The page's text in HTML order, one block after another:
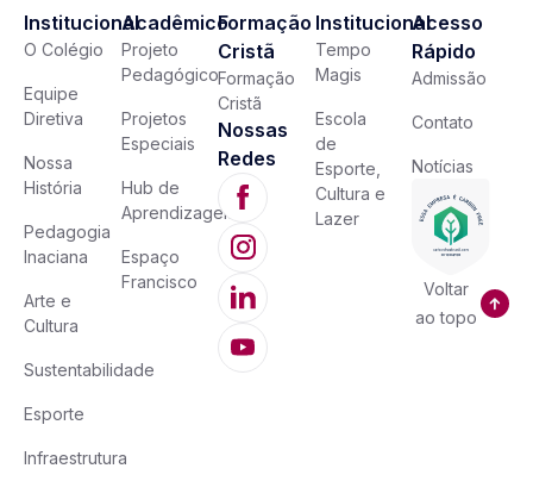
Institucional
O Colégio
Equipe
Diretiva
Nossa
História
Pedagogia
Inaciana
Arte e
Cultura
Sustentabilidade
Esporte
Infraestrutura
Acadêmico
Projeto
Pedagógico
Projetos
Especiais
Hub de
Aprendizagem
Espaço
Francisco
Formação
Cristã
Formação
Cristã
Nossas
Redes
Institucional
Tempo
Magis
Escola
de
Esporte,
Cultura e
Lazer
Acesso
Rápido
Admissão
Contato
Notícias
Voltar
ao topo